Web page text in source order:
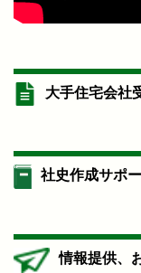
大手住宅会社
社史作成サポ
情報提供、